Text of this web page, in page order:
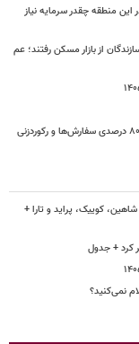
در پونک/ خرید آپارتمان ۱۰۰ متری در این منطقه چقدر سرمایه نیاز
از بازار مسکن رفتند؛ عم
جنگ و قطع اینترنت با خرید آنلاین ایرانی‌ها چه کرد؟ / سقوط ۸۰ درصدی سفارش‌ها و رکوردزنی
کوییک، پراید و تارا +
نمی‌کنید؟